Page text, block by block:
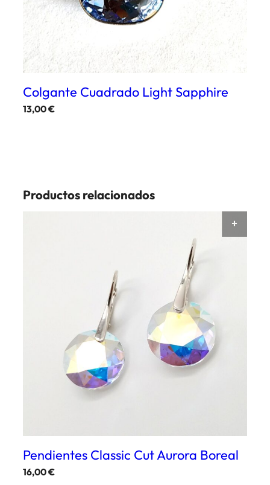
Colgante Cuadrado Light Sapphire
13,00€
Productos relacionados
Pendientes Classic Cut Aurora Boreal
16,00€